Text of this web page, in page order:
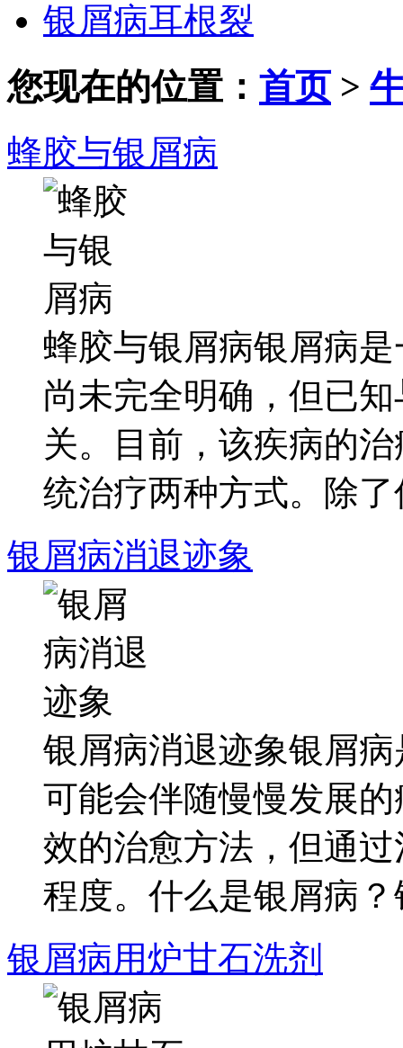
银屑病耳根裂
您现在的位置： 首页>
蜂胶与银屑病
蜂胶与银屑病银屑病
尚未完全明确，但已
关。目前，该疾病的
统治疗两种方式。除了
银屑病消退迹象
银屑病消退迹象银屑
可能会伴随慢慢发展
效的治愈方法，但通
程度。什么是银屑病？
银屑病用炉甘石洗剂